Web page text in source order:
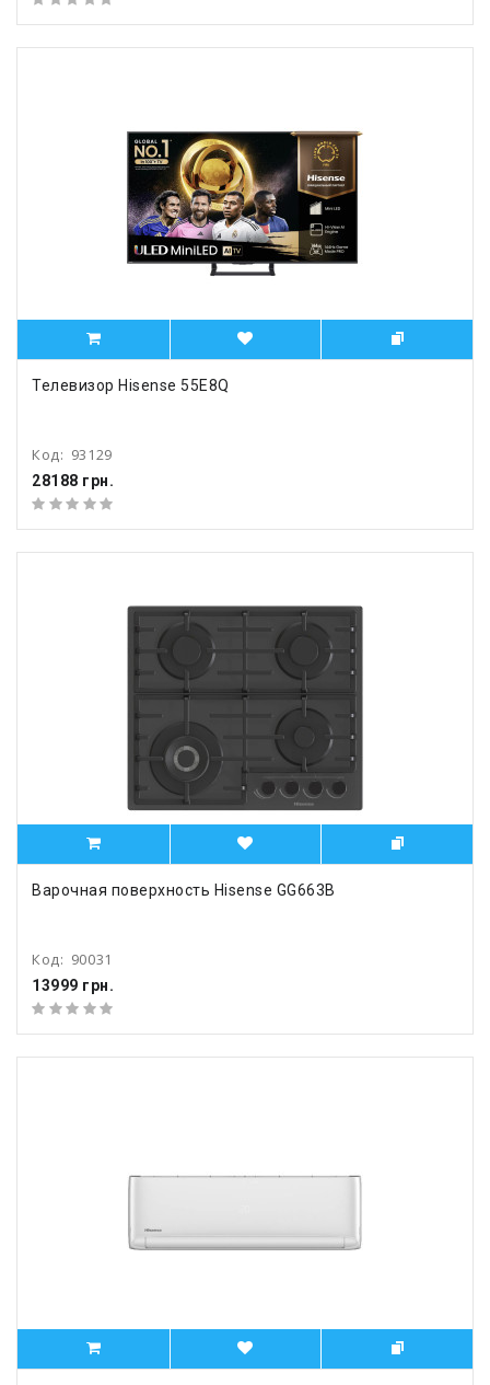
Телевизор Hisense 55E8Q
Код: 93129
28188 грн.
Варочная поверхность Hisense GG663B
Код: 90031
13999 грн.